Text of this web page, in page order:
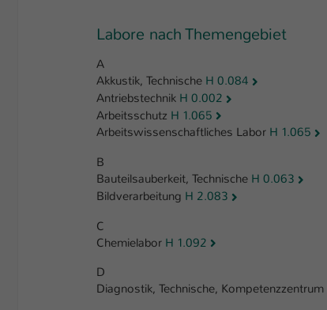
Labore nach Themengebiet
A
Akkustik, Technische H 0.084
Antriebstechnik H 0.002
Arbeitsschutz H 1.065
Arbeitswissenschaftliches Labor H 1.065
B
Bauteilsauberkeit, Technische H 0.063
Bildverarbeitung H 2.083
C
Chemielabor H 1.092
D
Diagnostik, Technische, Kompetenzzentrum